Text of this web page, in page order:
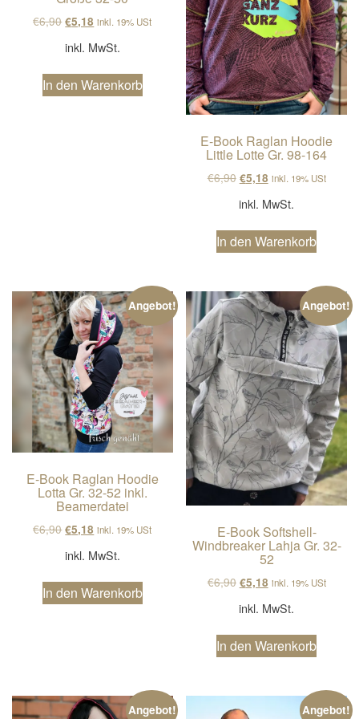
€6,90Ursprünglicher Preis war: €6,90
€5,18 Aktueller Preis ist: €5,18.
inkl. 19% USt
inkl. MwSt.
In den Warenkorb
E-Book Raglan Hoodie
Little Lotte Gr. 98-164
€6,90 Ursprünglicher Preis
€5,18Aktueller Preis
inkl. 19% USt
inkl. MwSt.
In den Warenkorb
Angebot!
E-Book Raglan Hoodie
Lotta Gr. 32-52 inkl.
Beamerdatei
€6,90Ursprünglicher Preis war: €6,90
€5,18 Aktueller Preis ist: €5,18.
inkl. 19% USt
inkl. MwSt.
In den Warenkorb
Angebot!
E-Book Softshell-
Windbreaker Lahja Gr. 32-
52
€6,90 Ursprünglicher Preis
€5,18Aktueller Preis
inkl. 19% USt
inkl. MwSt.
In den Warenkorb
Angebot! Angebot!